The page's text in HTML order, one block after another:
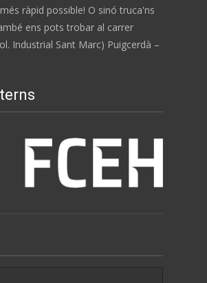
ràpid possible! O sinó truca'ns
ens pots trobar al carrer
Industrial Sant Marc) Puigcerdà –